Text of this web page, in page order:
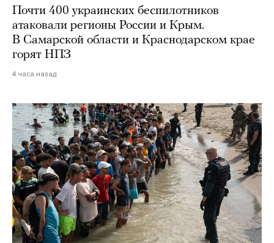
Почти 400 украинских беспилотников
атаковали регионы России и Крым.
В Самарской области и Краснодарском крае
горят НПЗ
4 часа назад